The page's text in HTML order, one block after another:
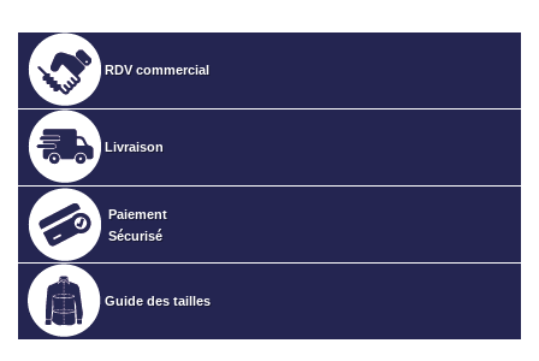
RDV commercial
Livraison
Paiement
Sécurisé
Guide des tailles